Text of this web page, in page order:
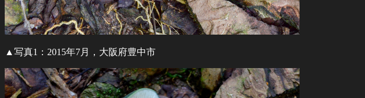
▲写真1：2015年7月，大阪府豊中市